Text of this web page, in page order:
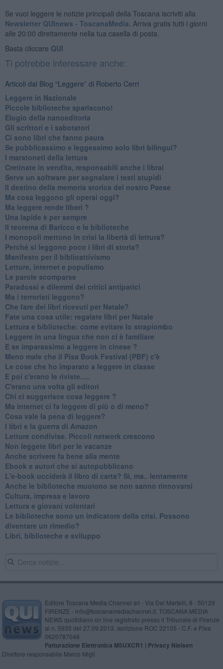
Se vuoi leggere le notizie principali della Toscana iscriviti alla
Newsletter QUInews - ToscanaMedia. Arriva gratis tutti i giorni
alle 20:00 direttamente nella tua casella di posta.
Basta cliccare QUI
Ti potrebbe interessare anche:
Articoli dal Blog “Leggere” di Roberto Cerri
​Leggere in Nazionale
​Piccole biblioteche spariscono!
​Elogio della nanoeditoria
Gli scrittori e i sabotatori
Ci sono libri che fanno paura
Se pubblicassimo e leggessimo solo libri bilingui?
I maratoneti della lettura
Cretinate in vendita, responsabili anche i librai
Serve un software per segnalare i testi stupidi
​Il destino della memoria storica del nostro Paese
Ma cosa leggono gli operai oggi?
Ma leggere rende liberi ?
​Una lapide è per sempre
Il teorema di Baricco e le biblioteche
I monopoli mettono in crisi la libertà di lettura?
​Perché si leggono poco i libri di storia?
​Manifesto per il biblioattivismo
Letture, internet e populismo
​Le parole scomparse
​Paradossi e dilemmi dei critici antipatici
Ma i terroristi leggono?
​Che fare dei libri ricevuti per Natale?
​Fate una cosa utile: regalate libri per Natale
​Lettura e biblioteche: come evitare lo strapiombo
Leggere in una lingua che non ci è familiare
​E se imparassimo a leggere in cinese ?
​Meno male che il Pisa Book Festival (PBF) c'è
​Le cose che ho imparato a leggere in classe
​E poi c'erano le riviste.....
​C'erano una volta gli editori
​Chi ci suggerisce cosa leggere ?
​Ma internet ci fa leggere di più o di meno?
​Cosa vale la pena di leggere?
I libri e la guerra di Amazon
​Letture condivise. Piccoli network crescono
​Non leggete libri per le vacanze
​Anche scrivere fa bene alla mente
​Ebook e autori che si autopubblicano
​L'e-book ucciderà il libro di carta? Sì, ma.. lentamente
​Anche le biblioteche muoiono se non sanno rinnovarsi
​Cultura, impresa e lavoro
​Lettura e giovani volontari
​Le biblioteche sono un indicatore della crisi. Possono
diventare un rimedio?
​Libri, biblioteche e sviluppo
Editore Toscana Media Channel srl - Via Dei Martelli, 8 - 50129
FIRENZE - info@toscanamediachannel.it. TOSCANA MEDIA
NEWS quotidiano on line registrato presso il Tribunale di Firenze
al n. 5935 del 27.09.2013. Iscrizione ROC 22105 - C.F. e P.Iva
0620787048
Fatturazione Elettronica M5UXCR1 | Privacy Nielsen
Direttore responsabile Marco Migli